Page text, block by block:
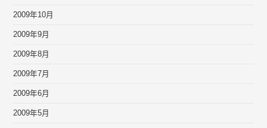
2009年10月
2009年9月
2009年8月
2009年7月
2009年6月
2009年5月